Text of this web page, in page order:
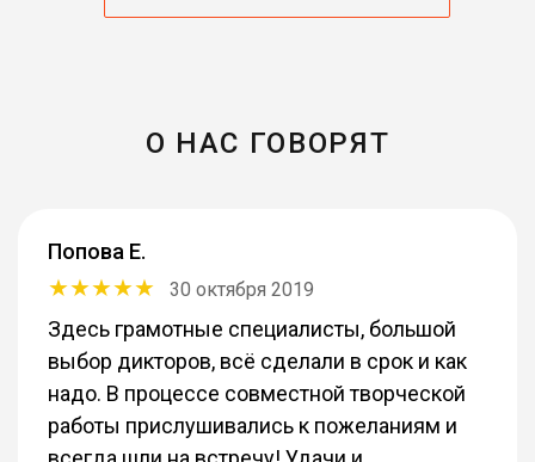
О НАС ГОВОРЯТ
Попова Е.
30 октября 2019
Здесь грамотные специалисты, большой
выбор дикторов, всё сделали в срок и как
надо. В процессе совместной творческой
работы прислушивались к пожеланиям и